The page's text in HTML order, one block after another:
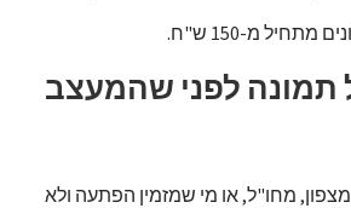
מ-150 ש"ח.
לפני שהמעצב
מחו"ל, או מי שמזמין הפתעה ולא